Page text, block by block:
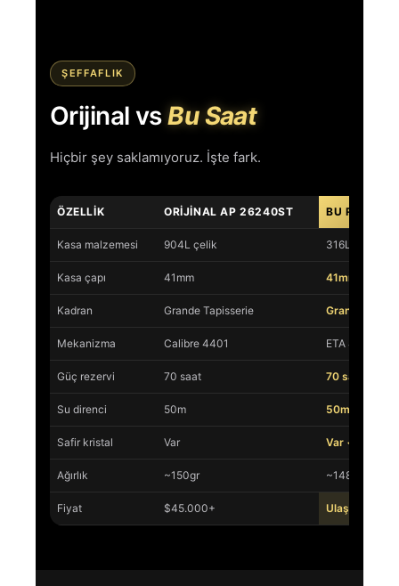
ŞEFFAFLIK
Orijinal vsBu Saat
Hiçbir şey saklamıyoruz. İşte fark.
ÖZELLIK ORIJINAL AP 26240ST BU REPLIKA
Kasa malzemesi 904L çelik 316L cerrahi
Kasa çapı 41mm 41mm ✓
Kadran Grande Tapisserie Grande
Mekanizma Calibre 4401 ETA 4401
Güç rezervi 70 saat 70 saat ✓
Su direnci 50m 50m ✓
Safir kristal Var Var ✓
Ağırlık ~150gr ~148gr
Fiyat $45.000+ Ulaşılabilir